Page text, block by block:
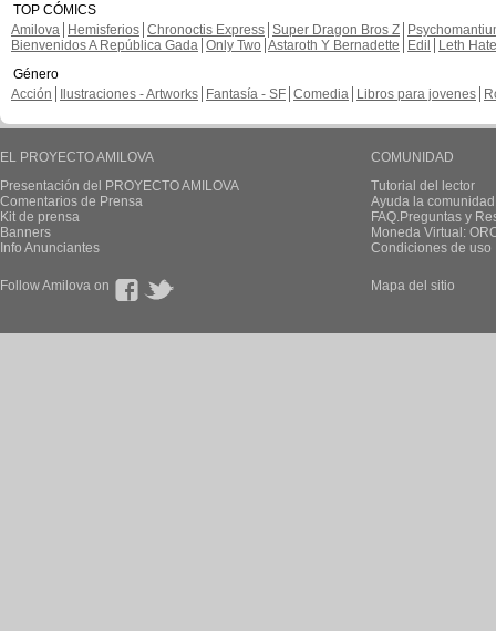
TOP CÓMICS
Amilova
Hemisferios Chronoctis Express Super Dragon Bros Z
Bienvenidos A República Gada Only Two Astaroth Y Bernadette Edil
Leth Hate
Género
Acción
Ilustraciones - Artworks Fantasía - SF Comedia Libros para jovenes
EL PROYECTO AMILOVA
Presentación del PROYECTO AMILOVA
Comentarios de Prensa
Kit de prensa
Banners
Info Anunciantes
COMUNIDAD
Tutorial del lector
Ayuda la
FAQ.Preguntas y
Moneda Virtual:
Condiciones de uso
Follow Amilova on Mapa del sitio